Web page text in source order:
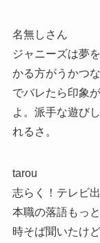
名無しさん
ジャニーズは夢
かる方がうかつ
でバレたら印象
よ。派手な遊び
れるさ。
tarou
志らく！テレビ
本職の落語もっ
時そば聞いたけ